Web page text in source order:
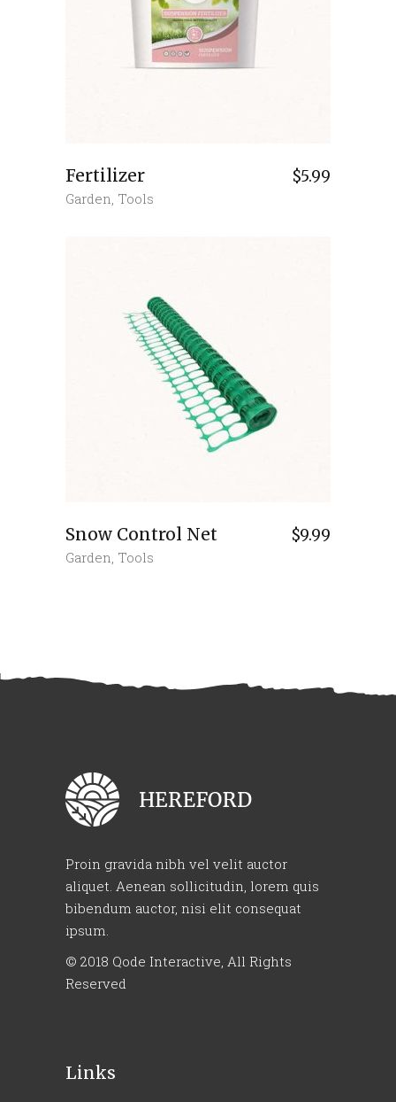
Fertilizer $5.99
Garden Tools
Snow Control Net $9.99
Garden Tools
Proin gravida nibh vel velit auctor
aliquet. Aenean sollicitudin, lorem quis
bibendum auctor, nisi elit consequat
ipsum.
© 2018 Qode Interactive , All Rights
Reserved
Links